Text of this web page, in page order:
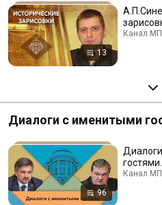
13
Канал
Диалоги с именитыми
96
Канал